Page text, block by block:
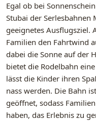
Egal ob bei
Stubai der Serlesbahnen
geeignetes Ausflugsziel.
Familien den Fahrtwind
dabei die Sonne auf der
bietet die Rodelbahn
lässt die Kinder ihren
nass werden. Die Bahn
geöffnet, sodass
haben, das Erlebnis zu